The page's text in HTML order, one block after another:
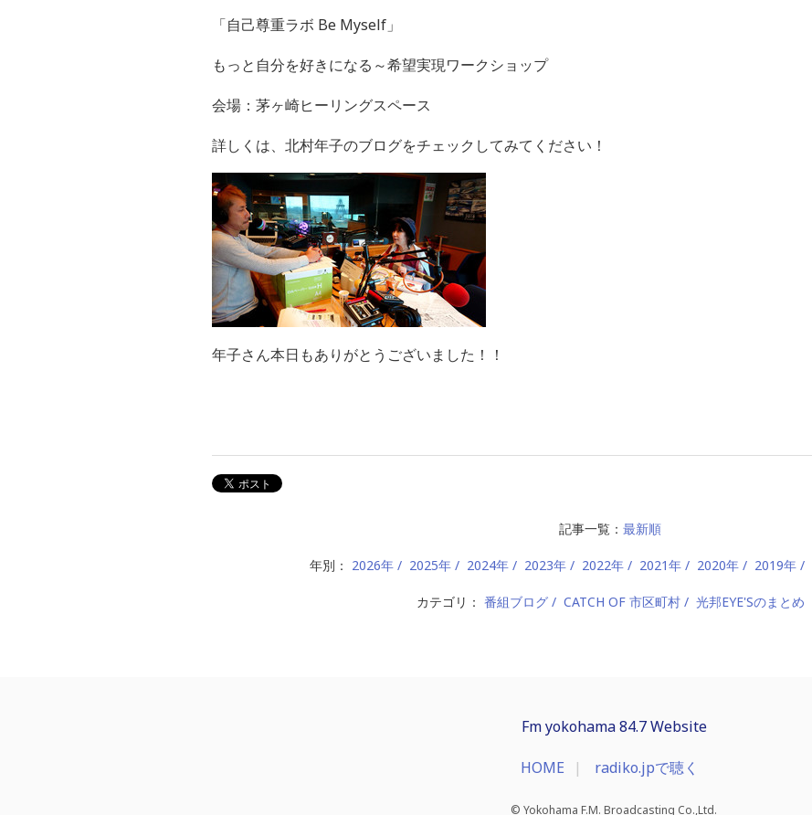
「自己尊重ラボ Be Myself」
もっと自分を好きになる～希望実現ワークショップ
会場：茅ヶ崎ヒーリングスペース
詳しくは、北村年子のブログをチェックしてみてください！
年子さん本日もありがとうございました！！
記事一覧： 最新順
年別： 2026年 2025年 2024年 2023年 2022年 2021年 2020年 2019年
カテゴリ： 番組ブログ CATCH OF 市区町村 光邦EYE'Sのまとめ
Fm yokohama 84.7 Website
HOME radiko.jpで聴く
© Yokohama F.M. Broadcasting Co.,Ltd.